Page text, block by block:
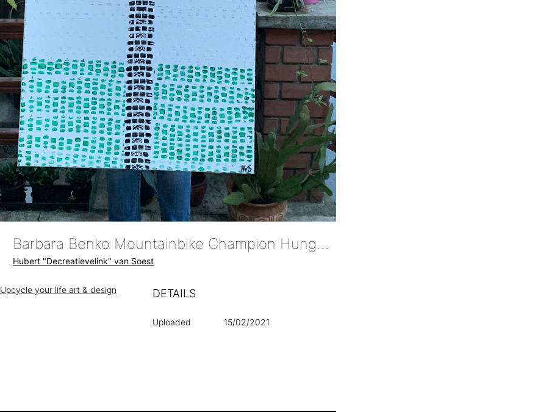
Barbara Benko Mountainbike Champion Hungary Painting By Hubert Decreatievelink Van Soest
Hubert "Decreatievelink" van Soest
Upcycle your life art & design DETAILS
Uploaded 15/02/2021